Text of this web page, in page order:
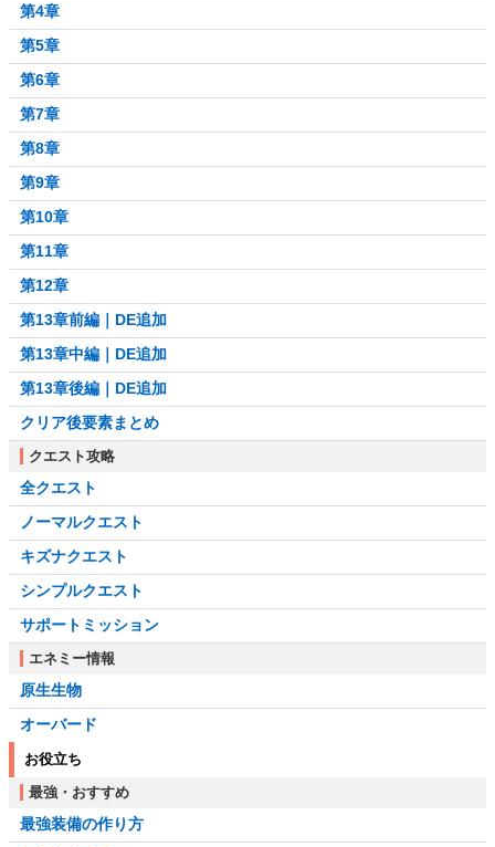
第4章
第5章
第6章
第7章
第8章
第9章
第10章
第11章
第12章
第13章前編｜DE追加
第13章中編｜DE追加
第13章後編｜DE追加
クリア後要素まとめ
クエスト攻略
全クエスト
ノーマルクエスト
キズナクエスト
シンプルクエスト
サポートミッション
エネミー情報
原生生物
オーバード
お役立ち
最強・おすすめ
最強装備の作り方